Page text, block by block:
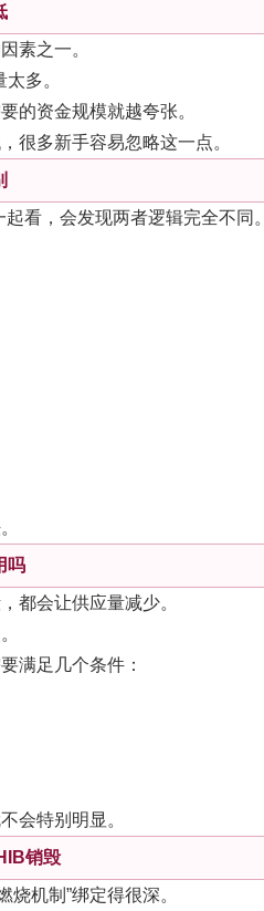
素之一。
多。
的资金规模就越夸张。
很多新手容易忽略这一点。
看，会发现两者逻辑完全不同。
吗
都会让供应量减少。
满足几个条件：
会特别明显。
销毁
烧机制”绑定得很深。